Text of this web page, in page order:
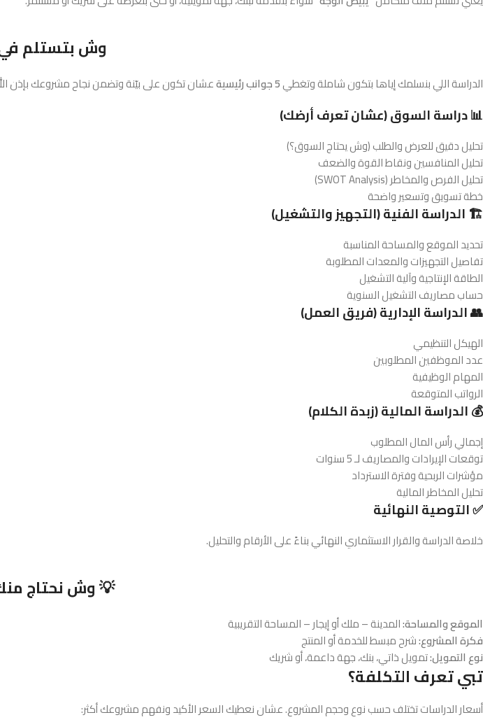
وش بتستلم
الدراسة اللي بنسلمك إياها بتكون شاملة وتغطي5 جوانب رئيسية عشان تكون على بيّنة وتضمن نجاح مشروعك بإذن
📊 دراسة السوق (عشان تعرف أرضك)
تحليل دقيق للعرض والطلب (وش يحتاج السوق؟)
تحليل المنافسين ونقاط القوة والضعف
تحليل الفرص والمخاطر (SWOT Analysis)
خطة تسويق وتسعير واضحة
🏗️ الدراسة الفنية (التجهيز والتشغيل)
تحديد الموقع والمساحة المناسبة
تفاصيل التجهيزات والمعدات المطلوبة
الطاقة الإنتاجية وآلية التشغيل
حساب مصاريف التشغيل السنوية
👥 الدراسة الإدارية (فريق العمل)
الهيكل التنظيمي
عدد الموظفين المطلوبين
المهام الوظيفية
الرواتب المتوقعة
💰 الدراسة المالية (زبدة الكلام)
إجمالي رأس المال المطلوب
توقعات الإيرادات والمصاريف لـ 5 سنوات
مؤشرات الربحية وفترة الاسترداد
تحليل المخاطر المالية
✅ التوصية النهائية
خلاصة الدراسة والقرار الاستثماري النهائي بناءً على الأرقام والتحليل.
💡 وش نحتاج
الموقع والمساحة:المدينة – ملك أو إيجار – المساحة التقريبية
فكرة المشروع:شرح مبسط للخدمة أو المنتج
نوع التمويل:تمويل ذاتي، بنك، جهة داعمة، أو شريك
تبي تعرف التكلفة؟
أسعار الدراسات تختلف حسب نوع وحجم المشروع. عشان نعطيك السعر الأكيد ونفهم مشروعك أكثر: